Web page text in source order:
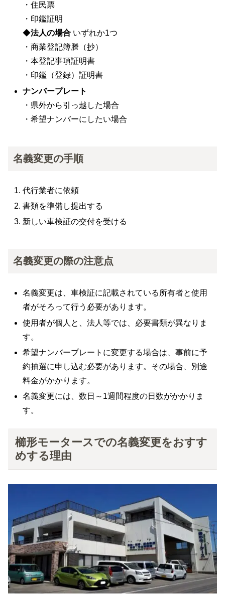
・住民票
・印鑑証明
◆法人の場合 いずれか1つ
・商業登記簿謄（抄）
・本登記事項証明書
・印鑑（登録）証明書
ナンバープレート
・県外から引っ越した場合
・希望ナンバーにしたい場合
名義変更の手順
代行業者に依頼
書類を準備し提出する
新しい車検証の交付を受ける
名義変更の際の注意点
名義変更は、車検証に記載されている所有者と使用
者がそろって行う必要があります。
使用者が個人と、法人等では、必要書類が異なりま
す。
希望ナンバープレートに変更する場合は、事前に予
約抽選に申し込む必要があります。その場合、別途
料金がかかります。
名義変更には、数日～1週間程度の日数がかかりま
す。
櫛形モータースでの名義変更をおすす
めする理由